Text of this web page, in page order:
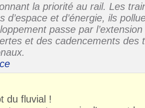
la priorité au rail. Les
d’espace et d’énergie, ils
passe par
et des cadencements des
du fluvial !